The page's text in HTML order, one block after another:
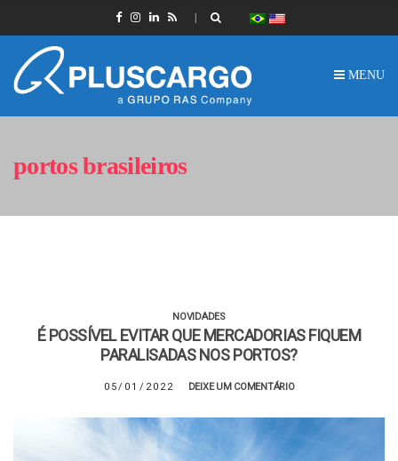
MENU
portos brasileiros
NOVIDADES
É POSSÍVEL EVITAR QUE MERCADORIAS FIQUEM
PARALISADAS NOS PORTOS?
05/01/2022 DEIXE UM COMENTÁRIO